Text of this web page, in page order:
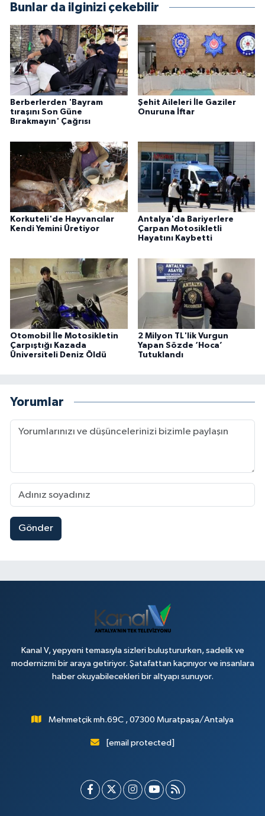
Bunlar da ilginizi çekebilir
Berberlerden 'Bayram
tıraşını Son Güne
Bırakmayın' Çağrısı
Şehit Aileleri İle Gaziler
Onuruna İftar
Korkuteli'de Hayvancılar
Kendi Yemini Üretiyor
Antalya'da Bariyerlere
Çarpan Motosikletli
Hayatını Kaybetti
Otomobil İle Motosikletin
Çarpıştığı Kazada
Üniversiteli Deniz Öldü
2 Milyon TL'lik Vurgun
Yapan Sözde ‘Hoca’
Tutuklandı
Yorumlar
Gönder
Kanal V, yepyeni temasıyla sizleri buluştururken, sadelik ve
modernizmi bir araya getiriyor. Şatafattan kaçınıyor ve insanlara
haber okuyabilecekleri bir altyapı sunuyor.
Mehmetçik mh.69C , 07300 Muratpaşa/Antalya
[email protected]